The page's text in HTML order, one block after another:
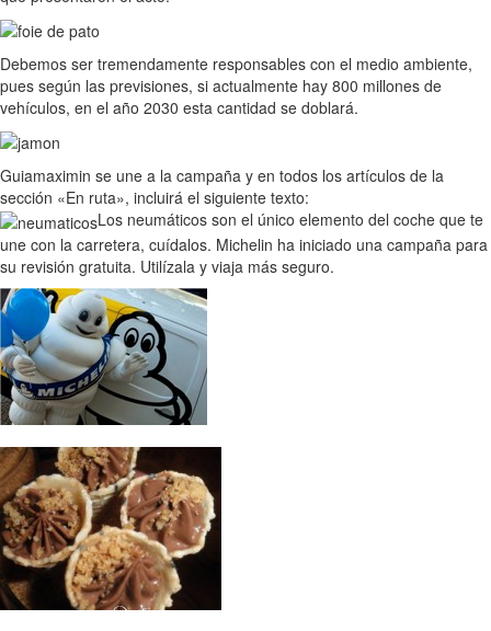
Debemos ser tremendamente responsables con el medio ambiente,
pues según las previsiones, si actualmente hay 800 millones de
vehículos, en el año 2030 esta cantidad se doblará.
Guiamaximin se une a la campaña y en todos los artículos de la
sección «En ruta», incluirá el siguiente texto:
Los neumáticos son el único elemento del coche que te
une con la carretera, cuídalos. Michelin ha iniciado una campaña para
su revisión gratuita. Utilízala y viaja más seguro.